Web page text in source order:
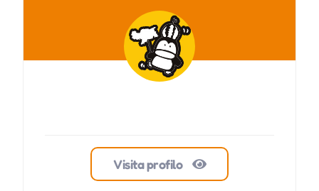
Visita profilo